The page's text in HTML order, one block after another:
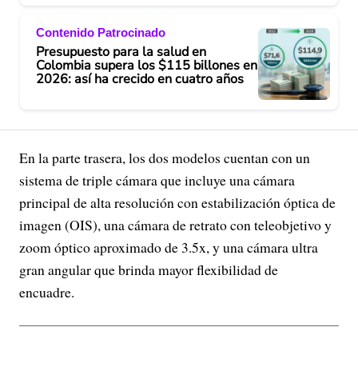
Contenido Patrocinado
Presupuesto para la salud en
Colombia supera los $115 billones en
2026: así ha crecido en cuatro años
En la parte trasera, los dos modelos cuentan con un
sistema de triple cámara que incluye una cámara
principal de alta resolución con estabilización óptica de
imagen (OIS), una cámara de retrato con teleobjetivo y
zoom óptico aproximado de 3.5x, y una cámara ultra
gran angular que brinda mayor flexibilidad de
encuadre.